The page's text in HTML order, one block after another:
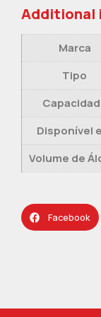
Additional
Marca
Tipo
Disponível
Volume de
Facebook